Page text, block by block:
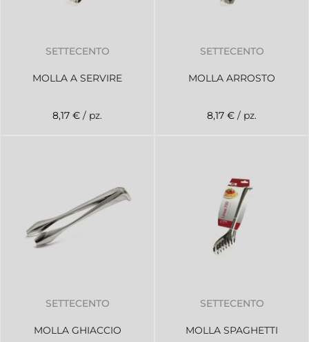
SETTECENTO
MOLLA A SERVIRE
8,17 € / pz.
SETTECENTO
MOLLA ARROSTO
8,17 € / pz.
SETTECENTO
MOLLA GHIACCIO
SETTECENTO
MOLLA SPAGHETTI